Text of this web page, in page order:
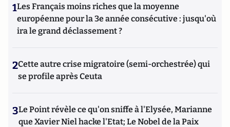
1Les Français moins riches que la moyenne
européenne pour la 3e année consécutive : jusqu'où
ira le grand déclassement ?
2Cette autre crise migratoire (semi-orchestrée) qui
se profile après Ceuta
3Le Point révèle ce qu'on sniffe à l'Elysée, Marianne
que Xavier Niel hacke l'Etat; Le Nobel de la Paix